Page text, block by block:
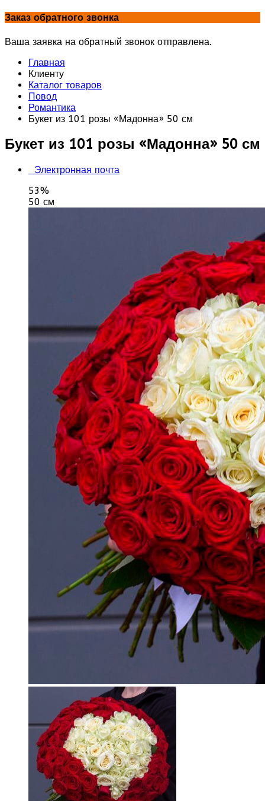
Заказ обратного звонка
Ваша заявка на обратный звонок отправлена.
Главная
Клиенту
Каталог товаров
Повод
Романтика
Букет из 101 розы «Мадонна» 50 см
Букет из 101 розы «Мадонна» 50 см
Электронная почта
53%
50 см